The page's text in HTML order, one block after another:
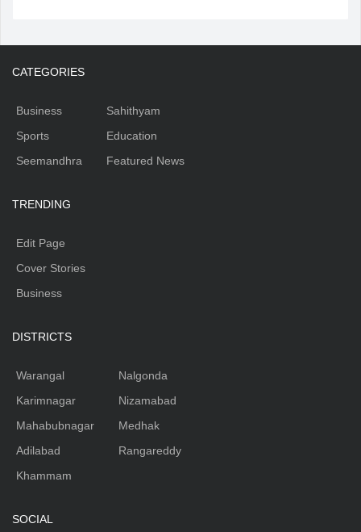
CATEGORIES
Business
Sports
Seemandhra
Sahithyam
Education
Featured News
TRENDING
Edit Page
Cover Stories
Business
DISTRICTS
Warangal
Karimnagar
Mahabubnagar
Adilabad
Khammam
Nalgonda
Nizamabad
Medhak
Rangareddy
SOCIAL